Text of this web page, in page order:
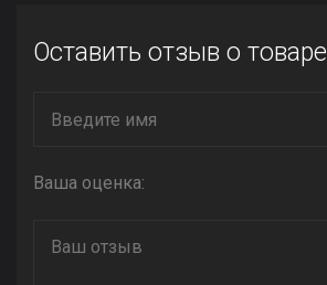
Оставить отзыв о товаре
Ваша оценка: